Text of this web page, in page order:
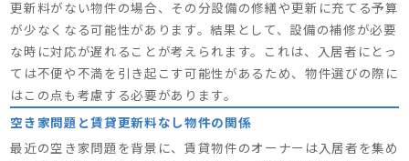
更新料がない物件の場合、その分設備の修繕や更新に充てる予算
が少なくなる可能性があります。結果として、設備の補修が必要
な時に対応が遅れることが考えられます。これは、入居者にとっ
ては不便や不満を引き起こす可能性があるため、物件選びの際に
はこの点も考慮する必要があります。
空き家問題と賃貸更新料なし物件の関係
最近の空き家問題を背景に、賃貸物件のオーナーは入居者を集め